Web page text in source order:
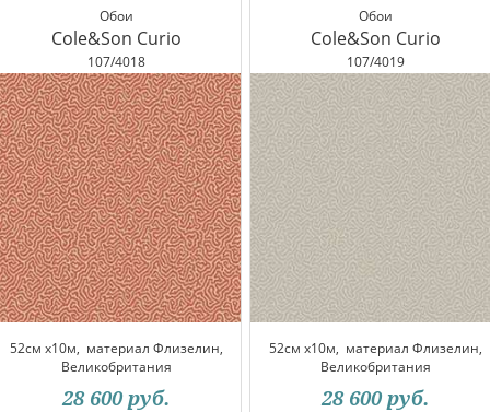
Обои
Cole&Son Curio
107/4018
52см x10м, материал Флизелин,
Великобритания
28 600 руб.
Обои
Cole&Son Curio
107/4019
52см x10м, материал Флизелин,
Великобритания
28 600 руб.